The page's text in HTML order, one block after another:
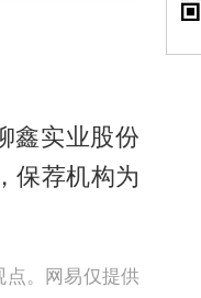
鑫实业股份
保荐机构为
点。网易仅提供